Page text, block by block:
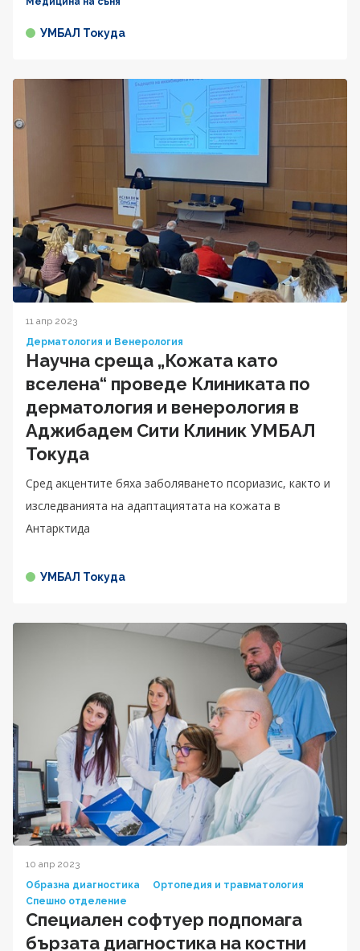
УМБАЛ Токуда
11 апр 2023
Дерматология и Венерология
Научна среща „Кожата като
вселена“ проведе Клиниката по
дерматология и венерология в
Аджибадем Сити Клиник УМБАЛ
Токуда
Сред акцентите бяха заболяването псориазис, както и
изследванията на адаптациятата на кожата в
Антарктида
УМБАЛ Токуда
10 апр 2023
Образна диагностика
Ортопедия и травматология
Спешно отделение
Специален софтуер подпомага
бързата диагностика на костни